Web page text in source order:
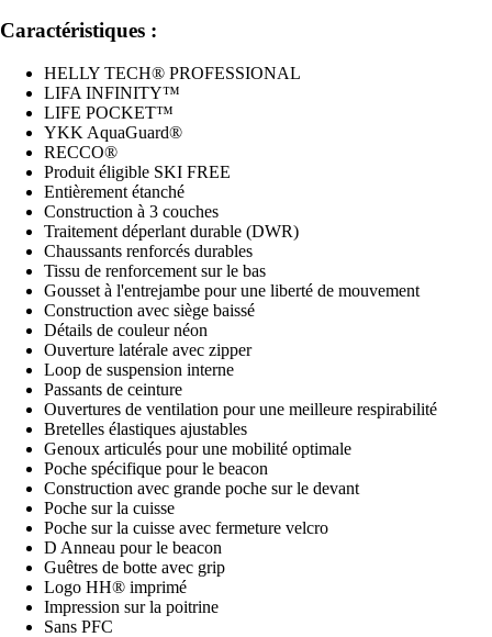
Caractéristiques :
HELLY TECH® PROFESSIONAL
LIFA INFINITY™
LIFE POCKET™
YKK AquaGuard®
RECCO®
Produit éligible SKI FREE
Entièrement étanché
Construction à 3 couches
Traitement déperlant durable (DWR)
Chaussants renforcés durables
Tissu de renforcement sur le bas
Gousset à l'entrejambe pour une liberté de mouvement
Construction avec siège baissé
Détails de couleur néon
Ouverture latérale avec zipper
Loop de suspension interne
Passants de ceinture
Ouvertures de ventilation pour une meilleure respirabilité
Bretelles élastiques ajustables
Genoux articulés pour une mobilité optimale
Poche spécifique pour le beacon
Construction avec grande poche sur le devant
Poche sur la cuisse
Poche sur la cuisse avec fermeture velcro
D Anneau pour le beacon
Guêtres de botte avec grip
Logo HH® imprimé
Impression sur la poitrine
Sans PFC